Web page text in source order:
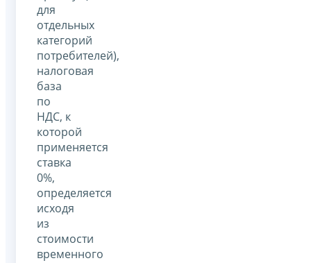
для
отдельных
категорий
потребителей),
налоговая
база
по
НДС, к
которой
применяется
ставка
0%,
определяется
исходя
из
стоимости
временного